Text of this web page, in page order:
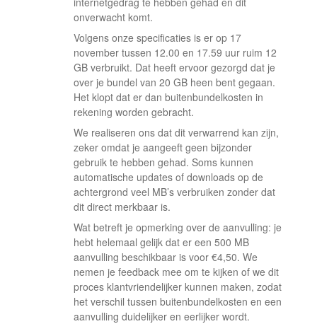
onverwacht komt.
Volgens onze specificaties is er op 17
november tussen 12.00 en 17.59 uur ruim 12
GB verbruikt. Dat heeft ervoor gezorgd dat je
over je bundel van 20 GB heen bent gegaan.
Het klopt dat er dan buitenbundelkosten in
rekening worden gebracht.
We realiseren ons dat dit verwarrend kan zijn,
zeker omdat je aangeeft geen bijzonder
gebruik te hebben gehad. Soms kunnen
automatische updates of downloads op de
achtergrond veel MB’s verbruiken zonder dat
dit direct merkbaar is.
Wat betreft je opmerking over de aanvulling: je
hebt helemaal gelijk dat er een 500 MB
aanvulling beschikbaar is voor €4,50. We
nemen je feedback mee om te kijken of we dit
proces klantvriendelijker kunnen maken, zodat
het verschil tussen buitenbundelkosten en een
aanvulling duidelijker en eerlijker wordt.